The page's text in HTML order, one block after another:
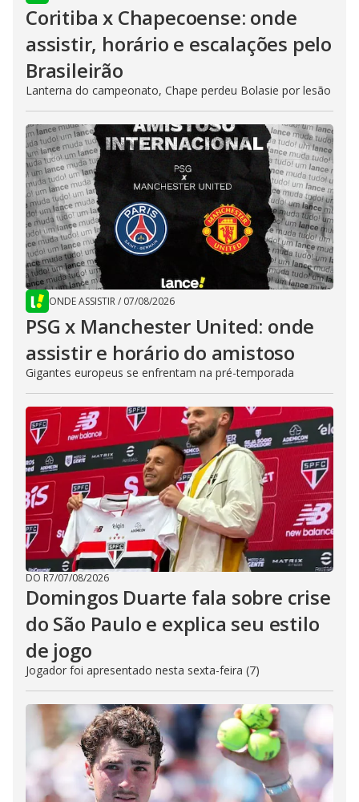
Coritiba x Chapecoense: onde
assistir, horário e escalações pelo
Brasileirão
Lanterna do campeonato, Chape perdeu Bolasie por lesão
ONDE ASSISTIR/ 07/08/2026
PSG x Manchester United: onde
assistir e horário do amistoso
Gigantes europeus se enfrentam na pré-temporada
DO R7/07/08/2026
Domingos Duarte fala sobre crise
do São Paulo e explica seu estilo
de jogo
Jogador foi apresentado nesta sexta-feira (7)